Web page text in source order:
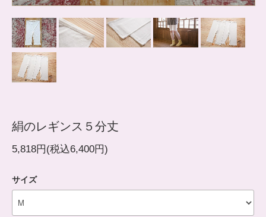
絹のレギンス５分丈
5,818円(税込6,400円)
サイズ